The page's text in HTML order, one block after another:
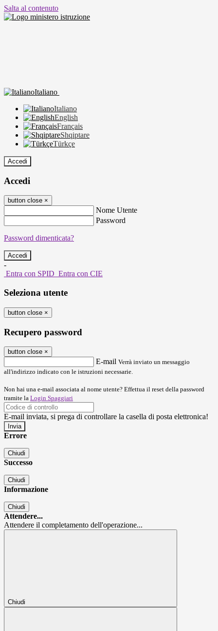
Salta al contenuto
Italiano
Italiano
English
Français
Shqiptare
Türkçe
Accedi
Accedi
button close ×
Nome Utente
Password
Password dimenticata?
-
Entra con SPID Entra con CIE
Seleziona utente
button close ×
Recupero password
button close ×
E-mail Verrà inviato un messaggio
all'indirizzo indicato con le istruzioni necessarie.
Non hai una e-mail associata al nome utente? Effettua il reset della password
tramite la Login Spaggiari
E-mail inviata, si prega di controllare la casella di posta elettronica!
Errore
Chiudi
Successo
Chiudi
Informazione
Chiudi
Attendere...
Attendere il completamento dell'operazione...
Chiudi